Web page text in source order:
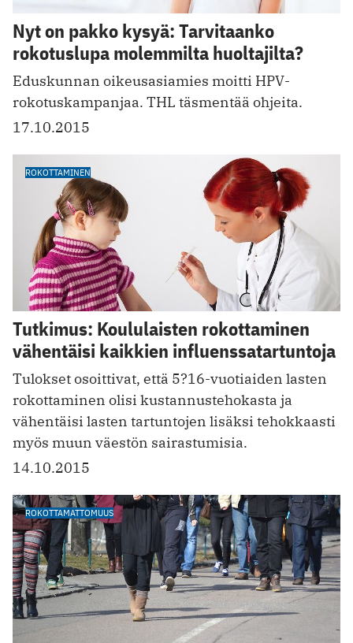
Nyt on pakko kysyä: Tarvitaanko
rokotuslupa molemmilta huoltajilta?
Eduskunnan oikeusasiamies moitti HPV-
rokotuskampanjaa. THL täsmentää ohjeita.
17.10.2015
ROKOTTAMINEN
Tutkimus: Koululaisten rokottaminen
vähentäisi kaikkien influenssatartuntoja
Tulokset osoittivat, että 5?16-vuotiaiden lasten
rokottaminen olisi kustannustehokasta ja
vähentäisi lasten tartuntojen lisäksi tehokkaasti
myös muun väestön sairastumisia.
14.10.2015
ROKOTTAMATTOMUUS